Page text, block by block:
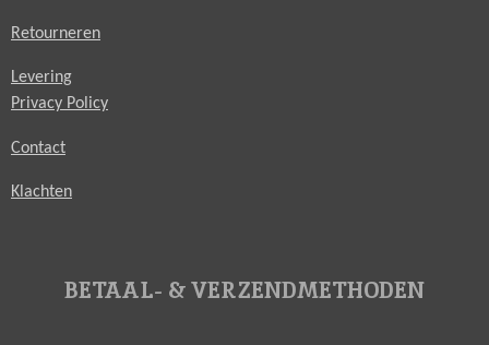
Retourneren
Levering
Privacy Policy
Contact
Klachten
BETAAL- & VERZENDMETHODEN